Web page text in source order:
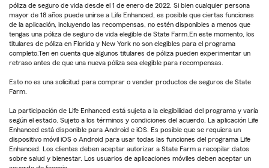
póliza de seguro de vida desde el 1 de enero de 2022. Si bien cualquier persona
mayor de 18 años puede unirse a Life Enhanced, es posible que ciertas funciones
de la aplicación, incluyendo las recompensas, no estén disponibles a menos que
tengas una póliza de seguro de vida elegible de State Farm.En este momento, los
titulares de póliza en Florida y New York no son elegibles para el programa
completo.Ten en cuenta que algunos titulares de póliza pueden experimentar un
retraso antes de que una nueva póliza sea elegible para recompensas.
Esto no es una solicitud para comprar o vender productos de seguros de State
Farm.
La participación de Life Enhanced está sujeta a la elegibilidad del programa y varía
según el estado. Sujeto a los términos y condiciones del acuerdo. La aplicación Life
Enhanced está disponible para Android e iOS. Es posible que se requiera un
dispositivo móvil iOS o Android para usar todas las funciones del programa Life
Enhanced. Los clientes deben aceptar autorizar a State Farm a recopilar datos
sobre salud y bienestar. Los usuarios de aplicaciones móviles deben aceptar un